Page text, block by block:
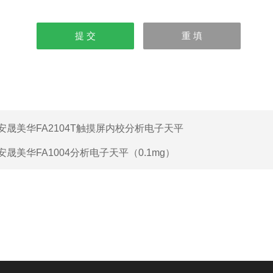
晟美华FA2104T触摸屏内校分析电子天平
晟美华FA1004分析电子天平（0.1mg）